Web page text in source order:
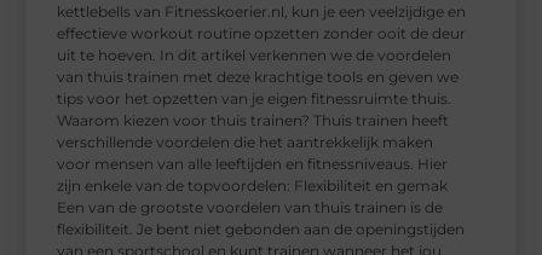
kettlebells van Fitnesskoerier.nl, kun je een veelzijdige en
effectieve workout routine opzetten zonder ooit de deur
uit te hoeven. In dit artikel verkennen we de voordelen
van thuis trainen met deze krachtige tools en geven we
tips voor het opzetten van je eigen fitnessruimte thuis.
Waarom kiezen voor thuis trainen? Thuis trainen heeft
verschillende voordelen die het aantrekkelijk maken
voor mensen van alle leeftijden en fitnessniveaus. Hier
zijn enkele van de topvoordelen: Flexibiliteit en gemak
Een van de grootste voordelen van thuis trainen is de
flexibiliteit. Je bent niet gebonden aan de openingstijden
van een sportschool en kunt trainen wanneer het jou